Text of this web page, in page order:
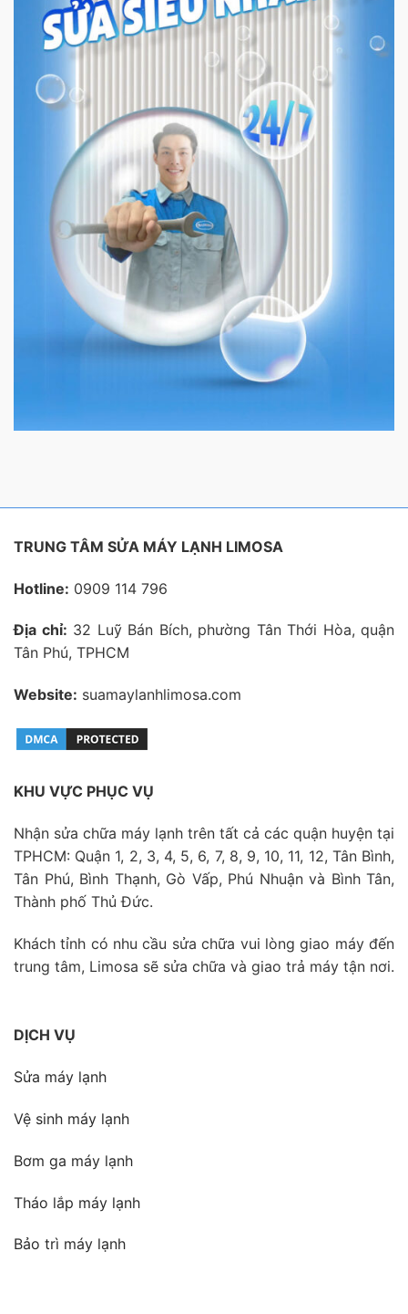
TRUNG TÂM SỬA MÁY LẠNH LIMOSA
Hotline: 0909 114 796
Địa chỉ: 32 Luỹ Bán Bích, phường Tân Thới Hòa, quận
Tân Phú, TPHCM
Website: suamaylanhlimosa.com
KHU VỰC PHỤC VỤ
Nhận sửa chữa máy lạnh trên tất cả các quận huyện tại
TPHCM: Quận 1, 2, 3, 4, 5, 6, 7, 8, 9, 10, 11, 12, Tân Bình,
Tân Phú, Bình Thạnh, Gò Vấp, Phú Nhuận và Bình Tân,
Thành phố Thủ Đức.
Khách tỉnh có nhu cầu sửa chữa vui lòng giao máy đến
trung tâm, Limosa sẽ sửa chữa và giao trả máy tận nơi.
DỊCH VỤ
Sửa máy lạnh
Vệ sinh máy lạnh
Bơm ga máy lạnh
Tháo lắp máy lạnh
Bảo trì máy lạnh